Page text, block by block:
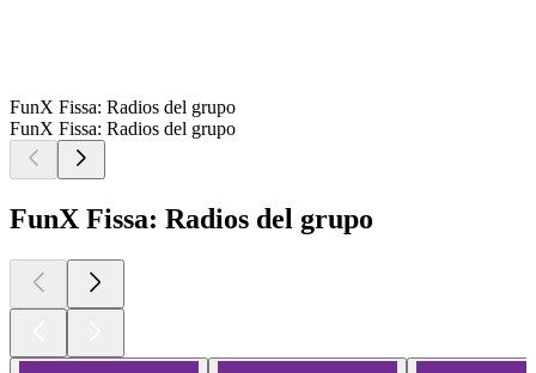
FunX Fissa: Radios del grupo
FunX Fissa: Radios del grupo
FunX Fissa: Radios del grupo